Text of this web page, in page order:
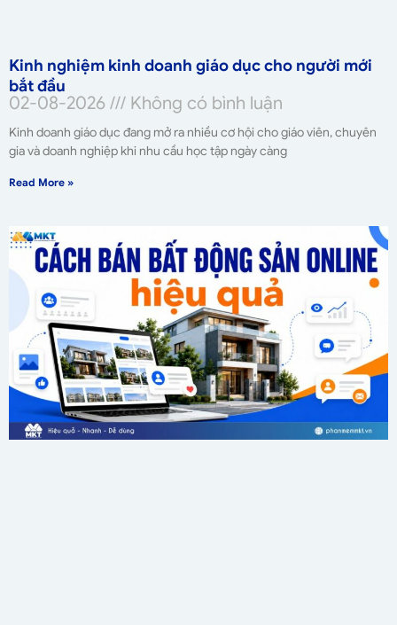
Kinh nghiệm kinh doanh giáo dục cho người mới
bắt đầu
02-08-2026 Không có bình luận
Kinh doanh giáo dục đang mở ra nhiều cơ hội cho giáo viên, chuyên
gia và doanh nghiệp khi nhu cầu học tập ngày càng
Read More »